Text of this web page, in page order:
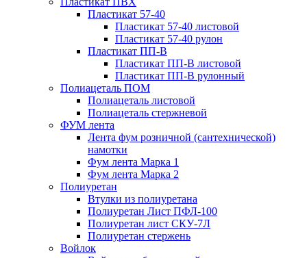
Пластикат 57-40
Пластикат 57-40 листовой
Пластикат 57-40 рулон
Пластикат ПП-В
Пластикат ПП-В листовой
Пластикат ПП-В рулонный
Полиацеталь ПОМ
Полиацеталь листовой
Полиацеталь стержневой
ФУМ лента
Лента фум розничной (сантехнической)
намотки
Фум лента Марка 1
Фум лента Марка 2
Полиуретан
Втулки из полиуретана
Полиуретан Лист ПФЛ-100
Полиуретан лист СКУ-7Л
Полиуретан стержень
Войлок